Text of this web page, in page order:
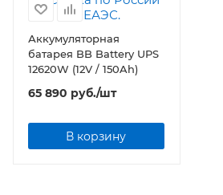
Аккумуляторная
батарея BB Battery UPS
12620W (12V / 150Ah)
65 890 руб./шт
В корзину